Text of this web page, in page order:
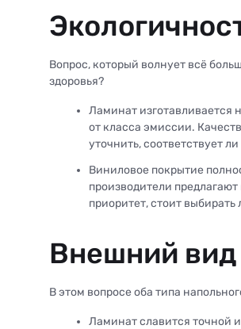
Вопрос, который волнует всё
здоровья?
Ламинат изготавливается
от класса эмиссии.
уточнить, соответствует
Виниловое покрытие
производители
приоритет, стоит
Внешний
В этом вопросе оба типа
Ламинат славится точной